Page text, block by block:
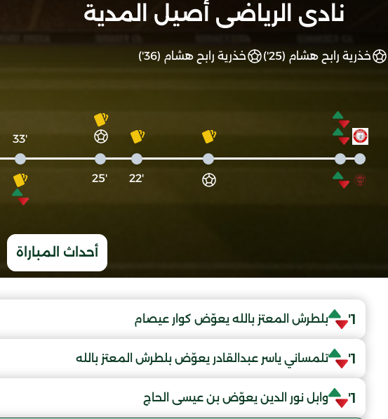
نادى الرياضى أصيل المدية
خذرية رابح هشام (25') خذرية رابح هشام (36')
'22
'25
'33
أحداث المباراة
1' بلطرش المعتز بالله يعوّض كوار عيصام
1' تلمساني ياسر عبدالقادر يعوّض بلطرش المعتز بالله
1' وابل نور الدين يعوّض بن عيسى الحاج